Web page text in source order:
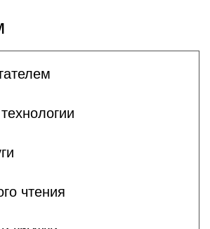
чтения